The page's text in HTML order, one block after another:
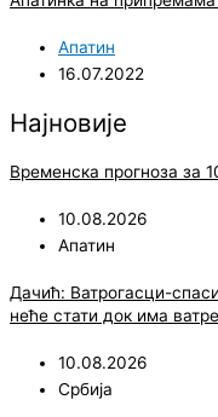
Апатин
16.07.2022
Најновије
Временска прогноза за
10.08.2026
Апатин
Дачић: Ватрoгасци-
неће стати док има ватре
10.08.2026
Србија